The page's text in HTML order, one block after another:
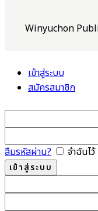
Winyuchon
เข้าสู่ระบบ
สมัครสมาชิก
ลืมรหัสผ่าน?
จำฉันไว้